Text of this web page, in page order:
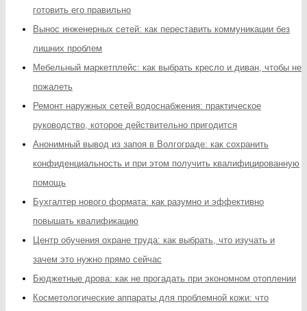
готовить его правильно
Вынос инженерных сетей: как переставить коммуникации без
лишних проблем
Мебельный маркетплейс: как выбрать кресло и диван, чтобы не
пожалеть
Ремонт наружных сетей водоснабжения: практическое
руководство, которое действительно пригодится
Анонимный вывод из запоя в Волгограде: как сохранить
конфиденциальность и при этом получить квалифицированную
помощь
Бухгалтер нового формата: как разумно и эффективно
повышать квалификацию
Центр обучения охране труда: как выбрать, что изучать и
зачем это нужно прямо сейчас
Бюджетные дрова: как не прогадать при экономном отоплении
Косметологические аппараты для проблемной кожи: что